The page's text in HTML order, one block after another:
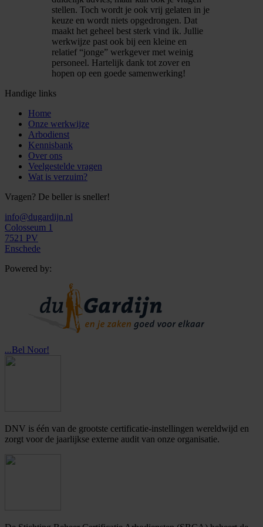
stellen. Toch wordt je ook vrij gelaten in je
keuze en wordt niets opgedrongen. Dat
maakt het geheel best sterk vind ik. Jullie
werkwijze past ook bij een kleine en
relatief “jonge” werkgever met weinig
personeel. Hartelijk dank tot zover en
hopen op een goede samenwerking!
Handige links
Home
Onze werkwijze
Arbodienst
Kennisbank
Over ons
Veelgestelde vragen
Wat is verzuim?
Vragen? De beller is sneller!
info@dugardijn.nl
Colosseum 1
7521 PV
Enschede
Powered by:
...Bel Noor!
DNV is één van de grootste certificatie-instellingen wereldwijd en
zorgt voor de jaarlijkse externe audit van onze organisatie.